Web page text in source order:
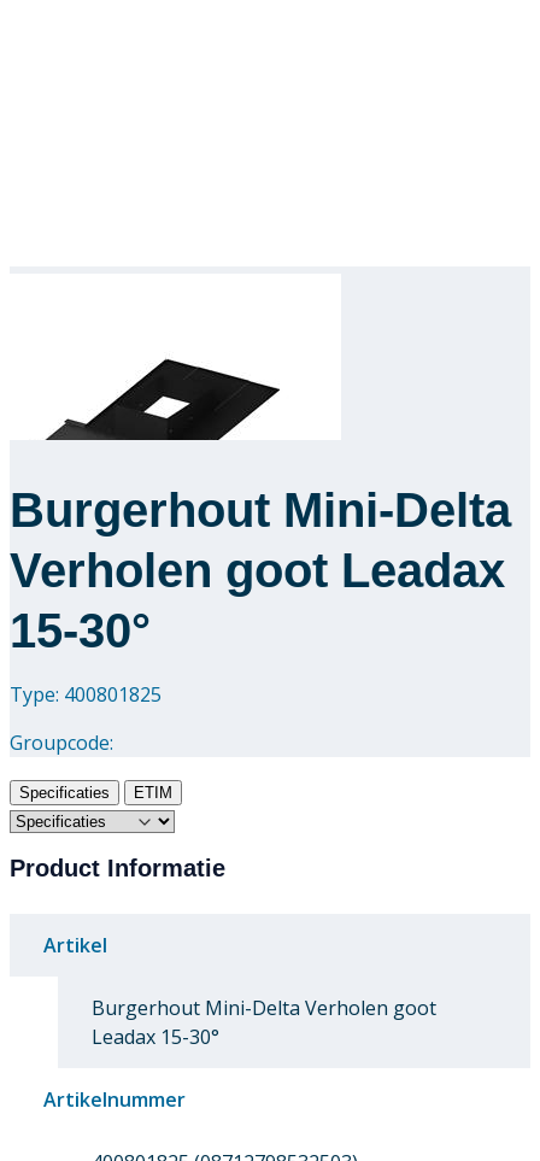
Burgerhout Mini-Delta
Verholen goot Leadax
15-30°
Type: 400801825
Groupcode:
Specificaties ETIM
Product Informatie
Artikel
Burgerhout Mini-Delta Verholen goot
Leadax 15-30°
Artikelnummer